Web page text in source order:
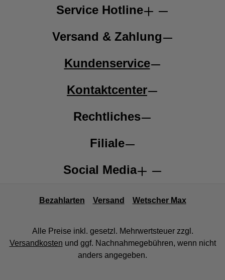
Service Hotline
Versand & Zahlung
Kundenservice
Kontaktcenter
Rechtliches
Filiale
Social Media
Bezahlarten Versand Wetscher Max
Alle Preise inkl. gesetzl. Mehrwertsteuer zzgl.
Versandkosten und ggf. Nachnahmegebühren, wenn nicht
anders angegeben.